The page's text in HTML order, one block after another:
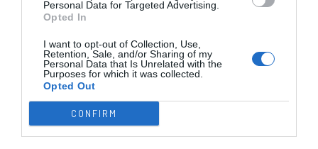
Personal Data for Targeted Advertising.
Opted In
I want to opt-out of Collection, Use,
Retention, Sale, and/or Sharing of my
Personal Data that Is Unrelated with the
Purposes for which it was collected.
Opted Out
CONFIRM
Timeout Itália
2ªP
Timeout Itália
15'
2ªP
15'